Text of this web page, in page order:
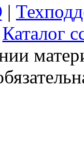
|
Каталог